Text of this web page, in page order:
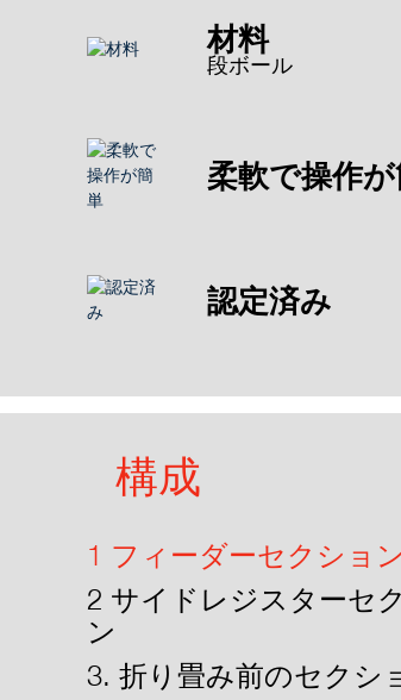
材料
段ボール
柔軟で操作
認定済み
構成
1 フィーダーセクション
2 サイドレジスターセ
ン
3. 折り畳み前のセクシ